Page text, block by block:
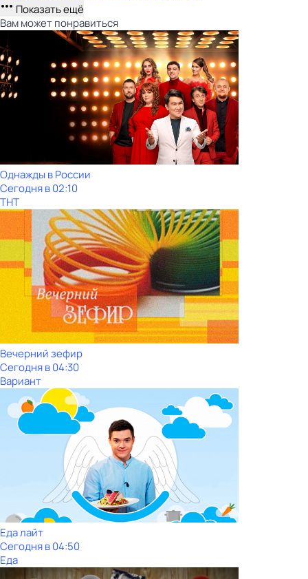
Показать ещё
Вам может понравиться
Однажды в России
Сегодня в 02:10
ТНТ
Вечерний зефир
Сегодня в 04:30
Вариант
Еда лайт
Сегодня в 04:50
Еда